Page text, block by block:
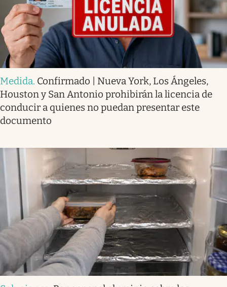
Medida. Confirmado | Nueva York, Los Ángeles,
Houston y San Antonio prohibirán la licencia de
conducir a quienes no puedan presentar este
documento